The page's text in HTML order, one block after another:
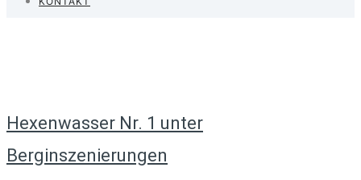
Hexenwasser Nr. 1 unter
Berginszenierungen